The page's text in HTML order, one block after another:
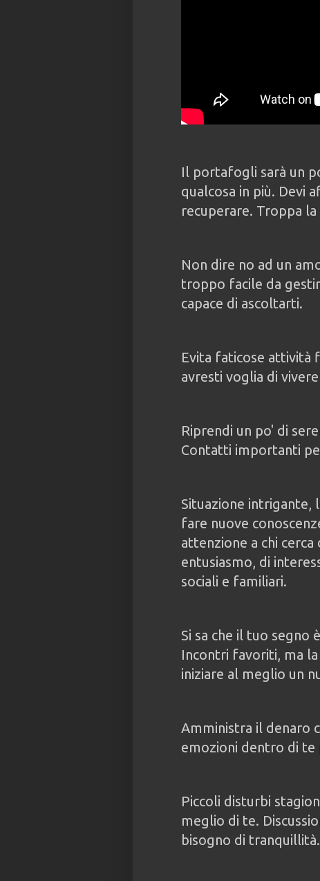
Il portafogli sarà un
qualcosa in più. Devi
recuperare. Troppa
Non dire no ad un
troppo facile da
capace di ascoltarti.
Evita faticose attività
avresti voglia di
Riprendi un po' di
Contatti importanti
Situazione intrigante,
fare nuove
attenzione a chi
entusiasmo, di
sociali e familiari.
Si sa che il tuo segno
Incontri favoriti, ma
iniziare al meglio un
Amministra il denaro
emozioni dentro di te
Piccoli disturbi
meglio di te.
bisogno di tranquillità.